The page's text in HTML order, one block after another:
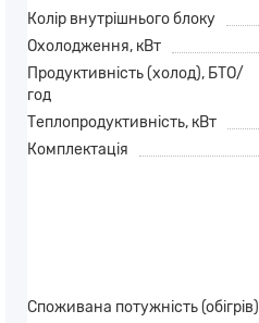
Колір внутрішнього блоку
Охолодження, кВт
Продуктивність (холод), БТО/
год
Теплопродуктивність, кВт
Комплектація
Споживана потужність (обігрів)